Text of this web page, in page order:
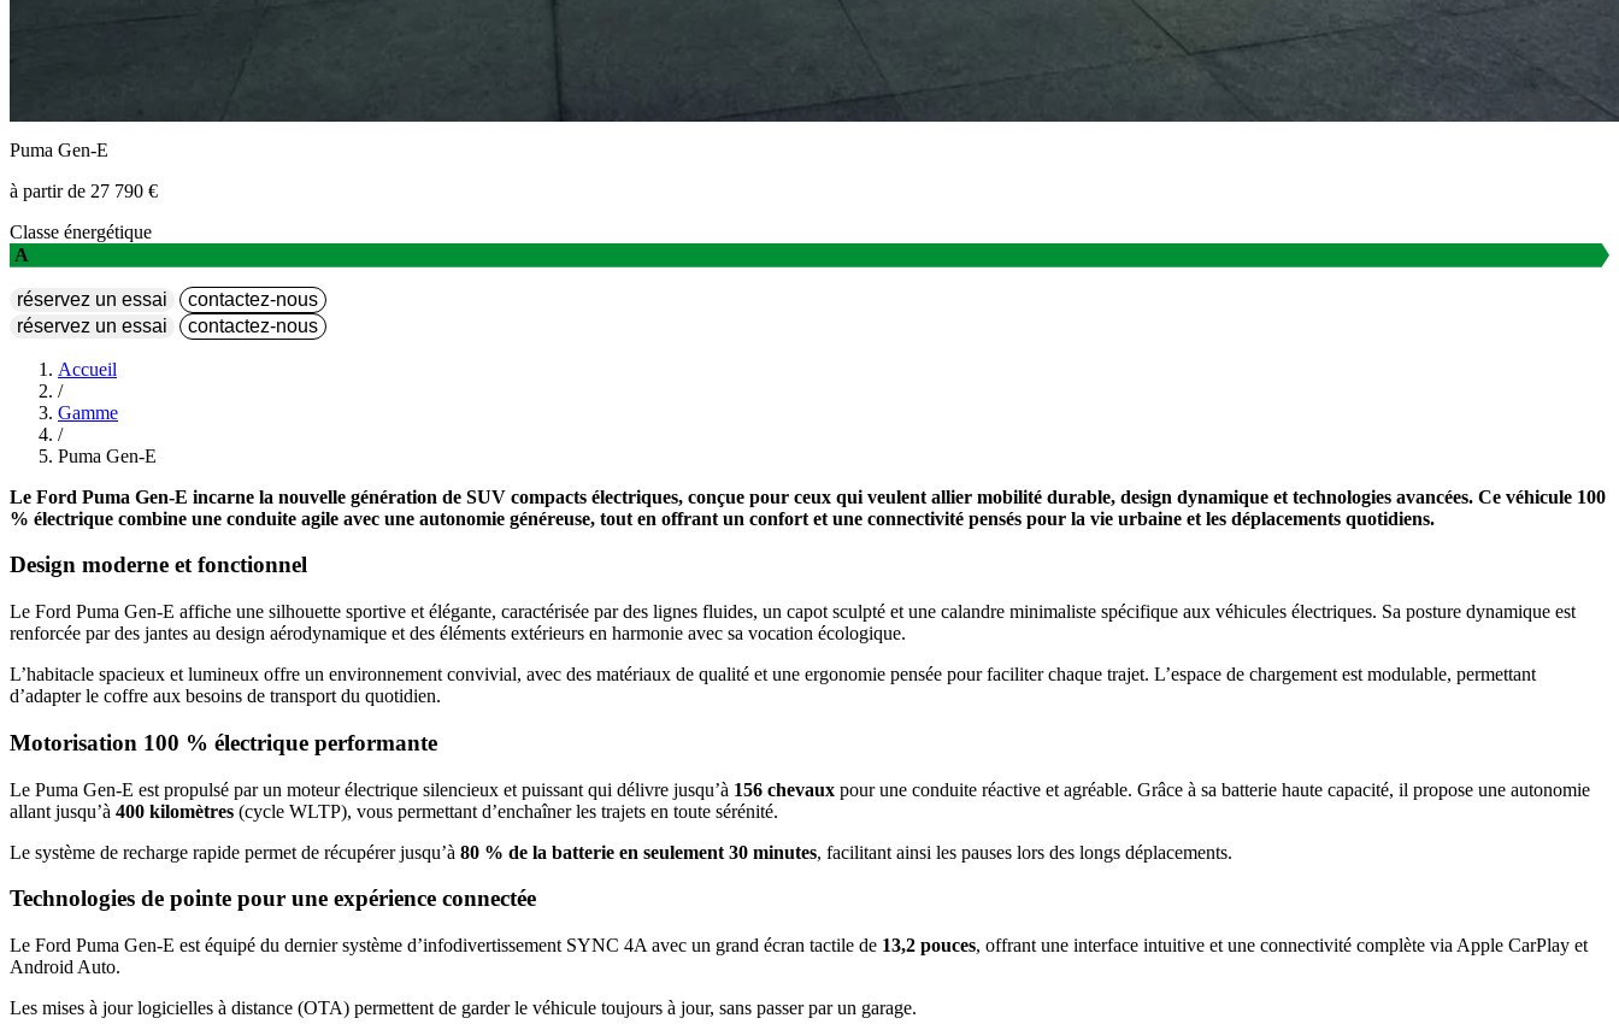
Puma Gen-E
à partir de 27 790 €
Classe énergétique
A
réservez un essai
contactez-nous
réservez un essai
contactez-nous
Accueil
/
Gamme
/
Puma Gen-E
Le Ford Puma Gen-E incarne la nouvelle génération de SUV compacts électriques, conçue pour ceux qui veulent allier mobilité durable, design dynamique et technologies avancées. Ce véhicule 100
% électrique combine une conduite agile avec une autonomie généreuse, tout en offrant un confort et une connectivité pensés pour la vie urbaine et les déplacements quotidiens.
Design moderne et fonctionnel
Le Ford Puma Gen-E affiche une silhouette sportive et élégante, caractérisée par des lignes fluides, un capot sculpté et une calandre minimaliste spécifique aux véhicules électriques. Sa posture dynamique est
renforcée par des jantes au design aérodynamique et des éléments extérieurs en harmonie avec sa vocation écologique.
L’habitacle spacieux et lumineux offre un environnement convivial, avec des matériaux de qualité et une ergonomie pensée pour faciliter chaque trajet. L’espace de chargement est modulable, permettant
d’adapter le coffre aux besoins de transport du quotidien.
Motorisation 100 % électrique performante
Le Puma Gen-E est propulsé par un moteur électrique silencieux et puissant qui délivre jusqu’à 156 chevaux pour une conduite réactive et agréable. Grâce à sa batterie haute capacité, il propose une autonomie
allant jusqu’à 400 kilomètres (cycle WLTP), vous permettant d’enchaîner les trajets en toute sérénité.
Le système de recharge rapide permet de récupérer jusqu’à 80 % de la batterie en seulement 30 minutes, facilitant ainsi les pauses lors des longs déplacements.
Technologies de pointe pour une expérience connectée
Le Ford Puma Gen-E est équipé du dernier système d’infodivertissement SYNC 4A avec un grand écran tactile de 13,2 pouces, offrant une interface intuitive et une connectivité complète via Apple CarPlay et
Android Auto.
Les mises à jour logicielles à distance (OTA) permettent de garder le véhicule toujours à jour, sans passer par un garage.